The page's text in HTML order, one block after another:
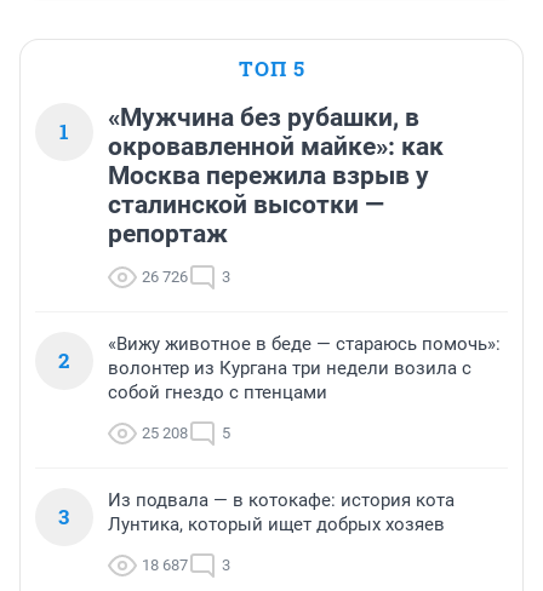
ТОП 5
1
«Мужчина без рубашки, в
окровавленной майке»: как
Москва пережила взрыв у
сталинской высотки —
репортаж
26 726 3
2
«Вижу животное в беде — стараюсь помочь»:
волонтер из Кургана три недели возила с
собой гнездо с птенцами
25 208 5
3
Из подвала — в котокафе: история кота
Лунтика, который ищет добрых хозяев
18 687 3